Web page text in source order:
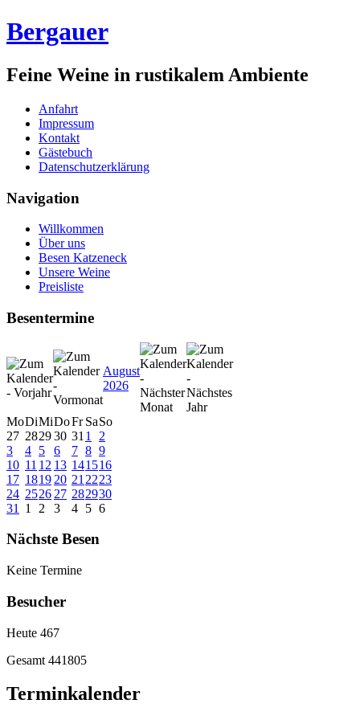
Bergauer
Feine Weine in rustikalem Ambiente
Anfahrt
Impressum
Kontakt
Gästebuch
Datenschutzerklärung
Navigation
Willkommen
Über uns
Besen Katzeneck
Unsere Weine
Preisliste
Besentermine
August
2026
MoDiMiDoFr SaSo
27 282930 31 1
2
3
4 5 6 7 8 9
10 11 12 13 141516
17 1819 20 21 2223
24 2526 27 282930
31
1 2 3 4 5 6
Nächste Besen
Keine Termine
Besucher
Heute 467
Gesamt 441805
Terminkalender